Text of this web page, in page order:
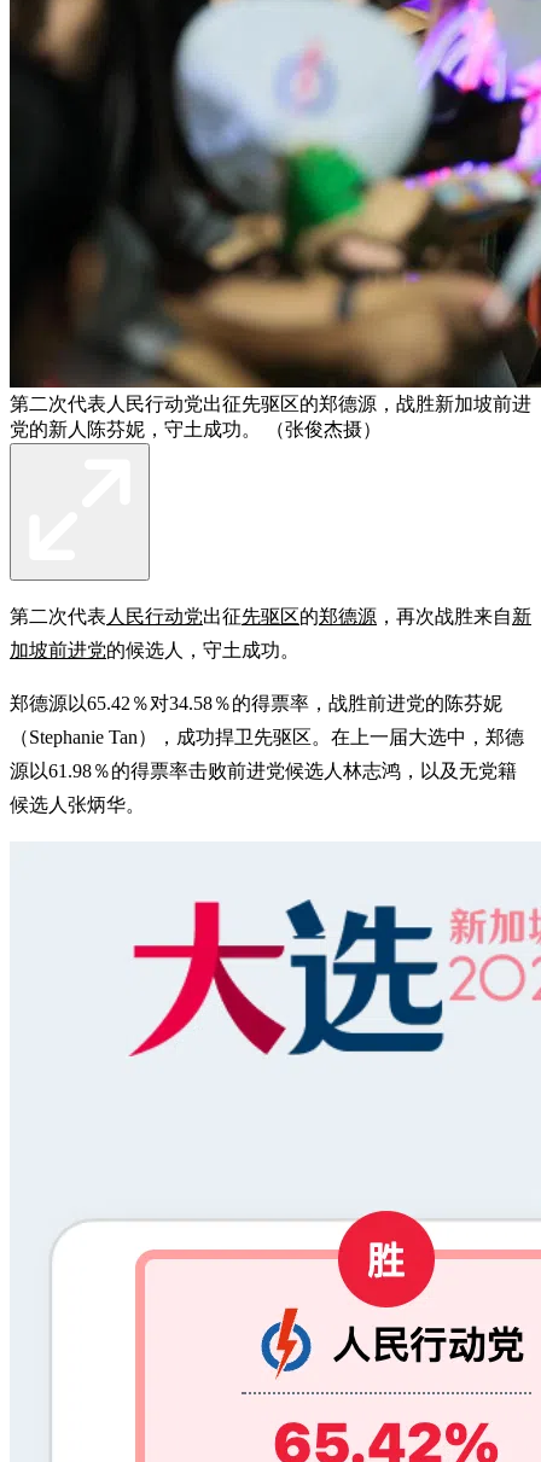
第二次代表人民行动党出征先驱区的郑德源，战胜新加坡前进
党的新人陈芬妮，守土成功。 （张俊杰摄）
第二次代表 人民行动党出征先驱区的郑德源 ，再次战胜来自新
加坡前进党的候选人，守土成功。
郑德源以65.42％对34.58％的得票率，战胜前进党的陈芬妮
（Stephanie Tan），成功捍卫先驱区。在上一届大选中，郑德
源以61.98％的得票率击败前进党候选人林志鸿，以及无党籍
候选人张炳华。